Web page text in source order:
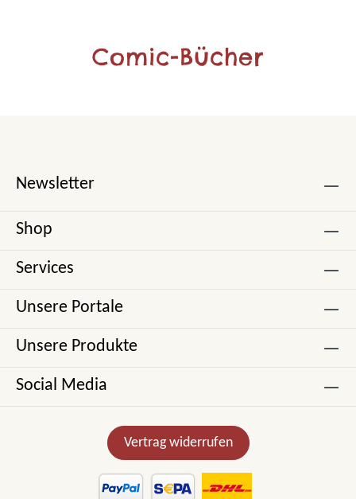
Comic-Bücher
Newsletter
Shop
Services
Unsere Portale
Unsere Produkte
Social Media
Vertrag widerrufen